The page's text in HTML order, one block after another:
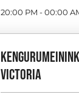
20:00 PM - 00:00
VICTORIA